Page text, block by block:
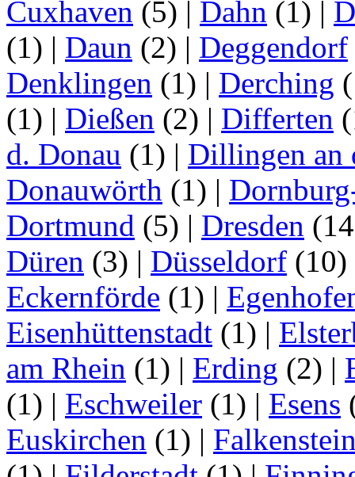
Cuxhaven (5) | Dahn (1) |
(1) | Daun (2) | Deggendorf
Denklingen (1) | Derching
(1) | Dießen (2) | Differten
d. Donau (1) | Dillingen an
Donauwörth (1) |
Dortmund (5) | Dresden
Düren (3) | Düsseldorf (10)
Eckernförde (1) |
Eisenhüttenstadt (1) |
am Rhein (1) | Erding (2) |
(1) | Eschweiler (1) | Esens
Euskirchen (1) |